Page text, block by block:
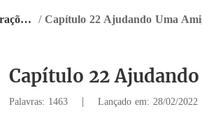
Coração de Gelo - Série Corações Insensíveis / Capítulo 22 Ajudando Uma
Capítulo 22
Palavras: 1463 | Lançado em: 28/02/2022